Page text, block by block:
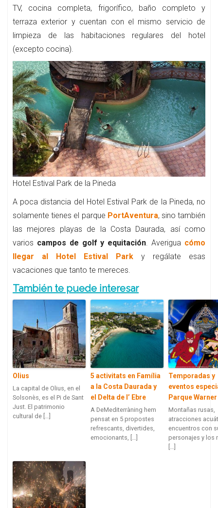
TV, cocina completa, frigorífico, baño completo y
terraza exterior y cuentan con el mismo servicio de
limpieza de las habitaciones regulares del hotel
(excepto cocina).
Hotel Estival Park de la Pineda
A poca distancia del Hotel Estival Park de la Pineda, no
solamente tienes el parque PortAventura, sino también
las mejores playas de la Costa Daurada, así como
varios campos de golf y equitación. Averigua cómo
llegar al Hotel Estival Park y regálate esas
vacaciones que tanto te mereces.
También te puede interesar
Olius
La capital de Olius, en el
Solsonès, es el Pi de Sant
Just. El patrimonio
cultural de […]
5 activitats en Família
a la Costa Daurada y
el Delta de l’ Ebre
A DeMediterràning hem
pensat en 5 propostes
refrescants, divertides,
emocionants, […]
Temporadas y
eventos
Parque Warner
Montañas rusas,
atracciones
encuentros con
personajes y los
[…]